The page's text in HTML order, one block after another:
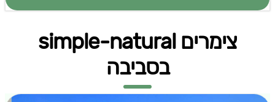
צימרים simple-natural
בסביבה